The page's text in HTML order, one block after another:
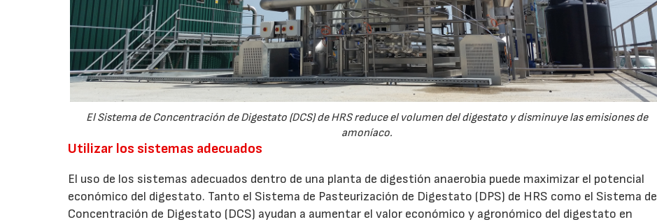
El Sistema de Concentración de Digestato (DCS) de HRS reduce el volumen del digestato y disminuye las emisiones de
amoníaco.
Utilizar los sistemas adecuados
El uso de los sistemas adecuados dentro de una planta de digestión anaerobia puede maximizar el potencial
económico del digestato. Tanto el Sistema de Pasteurización de Digestato (DPS) de HRS como el Sistema de
Concentración de Digestato (DCS) ayudan a aumentar el valor económico y agronómico del digestato en